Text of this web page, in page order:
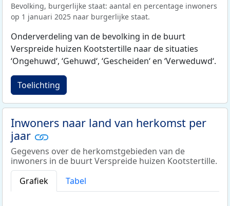
Bevolking, burgerlijke staat: aantal en percentage inwoners
op 1 januari 2025 naar burgerlijke staat.
Onderverdeling van de bevolking in de buurt
Verspreide huizen Kootstertille naar de situaties
‘Ongehuwd‘, ‘Gehuwd‘, ‘Gescheiden‘ en ‘Verweduwd‘.
Toelichting
Inwoners naar land van herkomst per
jaar
Gegevens over de herkomstgebieden van de
inwoners in de buurt Verspreide huizen Kootstertille.
Grafiek
Tabel